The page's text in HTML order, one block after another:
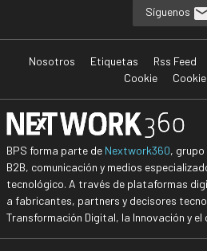
Síguenos
Nosotros Etiquetas Rss Feed
Cookie
BPS forma parte de Nextwork360,
B2B, comunicación y medios
tecnológico. A través de plataformas
a fabricantes, partners y decisores
Transformación Digital, la Innovación y